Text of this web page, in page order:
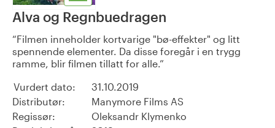
Alva og Regnbuedragen
Filmen inneholder kortvarige "bø-effekter" og litt
spennende elementer. Da disse foregår i en trygg
ramme, blir filmen tillatt for alle.
Vurdert dato:
31.10.2019
Distributør:
Manymore Films AS
Regissør:
Oleksandr Klymenko